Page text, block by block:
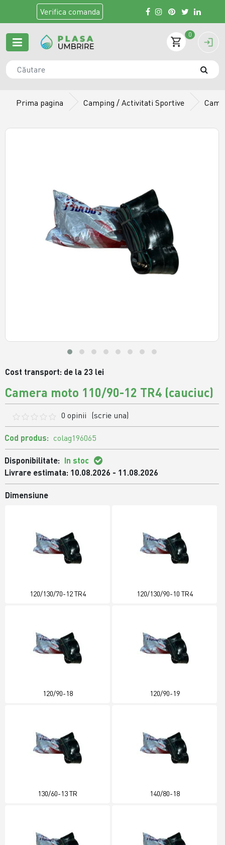
Verifica comanda
0
Prima pagina Camping / Activitati Sportive
Cost transport: de la 23 lei
Camera moto 110/90-12 TR4 (cauciuc)
0 opinii (scrie una)
Cod produs: colag196065
Disponibilitate: In stoc
Livrare estimata: 10.08.2026 - 11.08.2026
Dimensiune
120/130/70-12 TR4 120/130/90-10 TR4
120/90-18 120/90-19
130/60-13 TR 140/80-18